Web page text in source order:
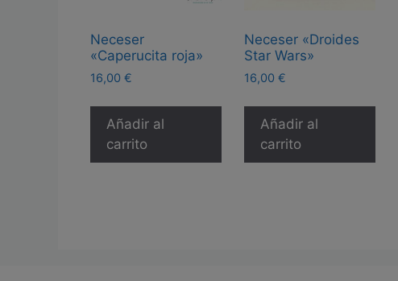
Neceser
«Caperucita roja»
16,00 €
Añadir al
carrito
Neceser «Droides
Star Wars»
16,00€
Añadir al
carrito